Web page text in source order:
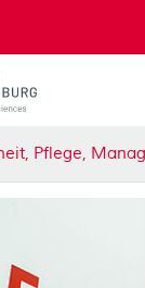
Pflege,